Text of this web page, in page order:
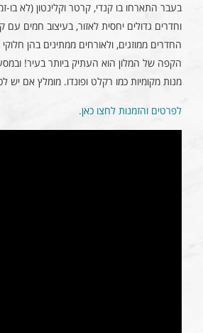
בעבר התארחו בו קנדי, קרטר וקלינטון (לא בו-
וחדרים גדולים יחסית לאזור, בעיצוב חמים
החדרים ממוזגים, ולאורחים ממתינים בהן
הקפה של המלון הוא העתיק ביותר בעיר!
מנות מקומיות כמו רקלט ופונדו. מומלץ אם יש
לפרטים והזמנות לחצו כאן.